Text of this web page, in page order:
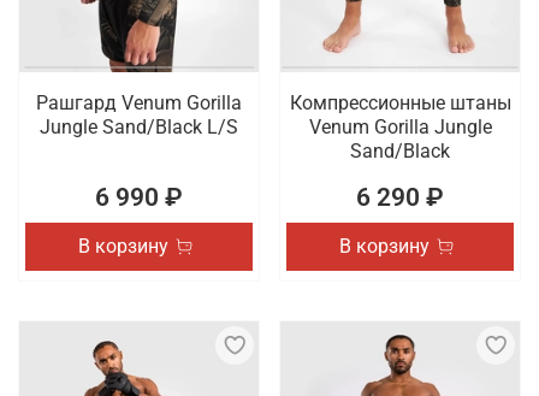
Рашгард Venum Gorilla
Jungle Sand/Black L/S
6 990 ₽
В корзину
Компрессионные штаны
Venum Gorilla Jungle
Sand/Black
6 290 ₽
В корзину